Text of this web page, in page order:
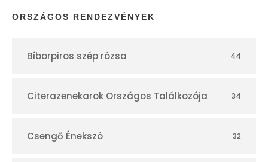
p
r
ORSZÁGOS RENDEZVÉNYEK
Bíborpiros szép rózsa 44
Citerazenekarok Országos Találkozója 34
Csengő Énekszó 32